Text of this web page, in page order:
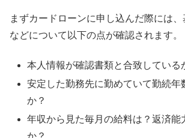
まずカードローンに申し込んだ際には
などについて以下の点が確認されます。
本人情報が確認書類と合致している
安定した勤務先に勤めていて勤続年
か？
年収から見た毎月の給料は？返済能